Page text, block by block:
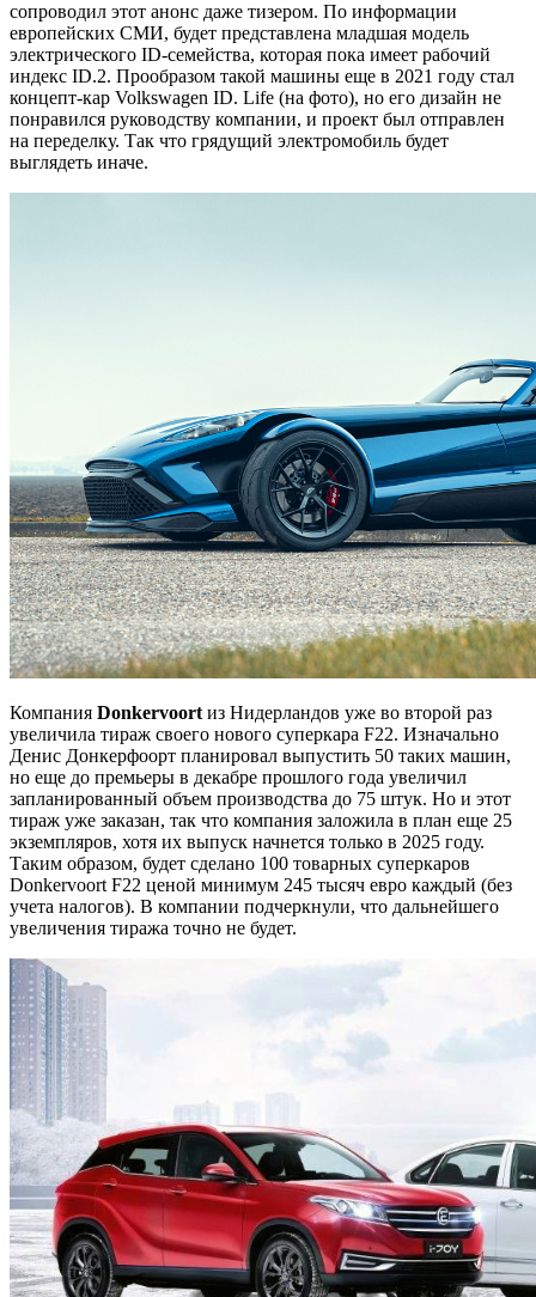
сопроводил этот анонс даже тизером. По информации
европейских СМИ, будет представлена младшая модель
электрического ID-семейства, которая пока имеет рабочий
индекс ID.2. Прообразом такой машины еще в 2021 году стал
концепт-кар Volkswagen ID. Life (на фото), но его дизайн не
понравился руководству компании, и проект был отправлен
на переделку. Так что грядущий электромобиль будет
выглядеть иначе.
Компания Donkervoort из Нидерландов уже во второй раз
увеличила тираж своего нового суперкара F22. Изначально
Денис Донкерфоорт планировал выпустить 50 таких машин,
но еще до премьеры в декабре прошлого года увеличил
запланированный объем производства до 75 штук. Но и этот
тираж уже заказан, так что компания заложила в план еще 25
экземпляров, хотя их выпуск начнется только в 2025 году.
Таким образом, будет сделано 100 товарных суперкаров
Donkervoort F22 ценой минимум 245 тысяч евро каждый (без
учета налогов). В компании подчеркнули, что дальнейшего
увеличения тиража точно не будет.